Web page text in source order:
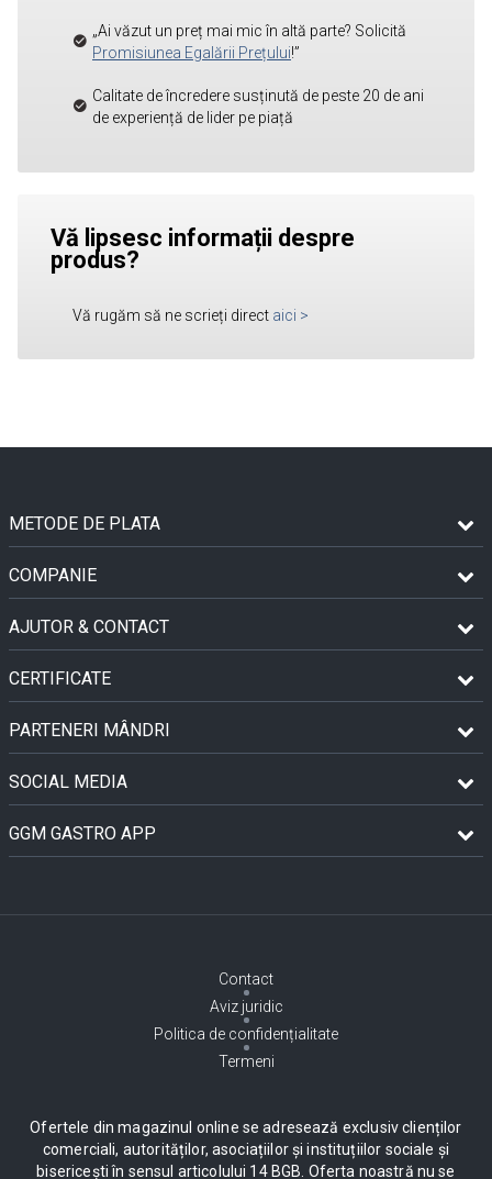
„Ai văzut un preț mai mic în altă parte? Solicită
Promisiunea Egalării Prețului!”
Calitate de încredere susținută de peste 20 de ani
de experiență de lider pe piață
Vă lipsesc informații despre
produs?
Vă rugăm să ne scrieți direct aici >
METODE DE PLATA
COMPANIE
AJUTOR & CONTACT
CERTIFICATE
PARTENERI MÂNDRI
SOCIAL MEDIA
GGM GASTRO APP
Contact
Aviz juridic
Politica de confidențialitate
Termeni
Ofertele din magazinul online se adresează exclusiv clienților
comerciali, autorităților, asociațiilor și instituțiilor sociale și
bisericești în sensul articolului 14 BGB. Oferta noastră nu se